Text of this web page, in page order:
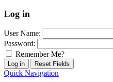
Log in
User Name:
Password:
Remember Me?
Quick Navigation